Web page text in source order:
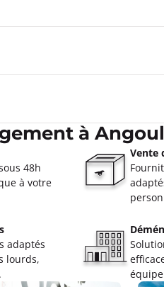
à
48h
à votre
Vente
adaptés
lourds,